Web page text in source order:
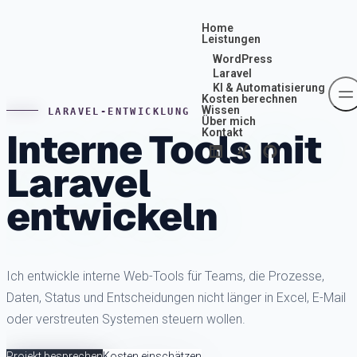
Home
Leistungen
WordPress
Laravel
KI & Automatisierung
Kosten berechnen
Wissen
Über mich
Kontakt
LARAVEL-ENTWICKLUNG
Interne Tools mit
Laravel
entwickeln
Ich entwickle interne Web-Tools für Teams, die Prozesse,
Daten, Status und Entscheidungen nicht länger in Excel, E-Mail
oder verstreuten Systemen steuern wollen.